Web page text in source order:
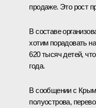
продаже. Это рост
В составе
хотим порадовать
620 тысяч детей,
года.
В сообщении с
полуострова,